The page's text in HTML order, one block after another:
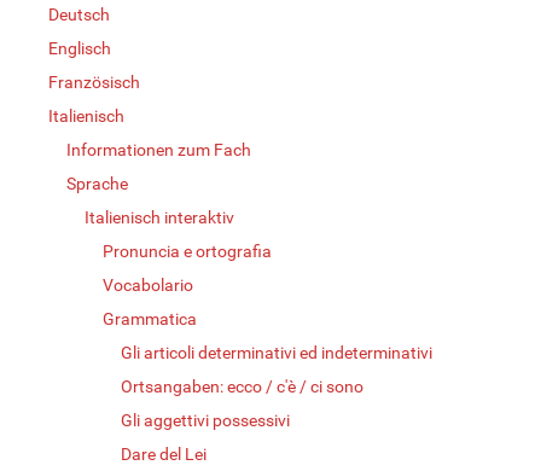
Deutsch
Englisch
Französisch
Italienisch
Informationen zum Fach
Sprache
Italienisch interaktiv
Pronuncia e ortografia
Vocabolario
Grammatica
Gli articoli determinativi ed indeterminativi
Ortsangaben: ecco / c'è / ci sono
Gli aggettivi possessivi
Dare del Lei